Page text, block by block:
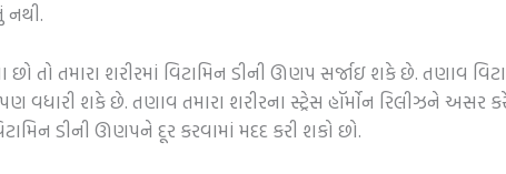
નથી.
છો તો તમારા શરીરમાં વિટામિન ડીની ઊણપ સર્જાઇ શકે છે. તણાવ
શકે છે. તણાવ તમારા શરીરના સ્ટ્રેસ હૉર્મોન રિલીઝને અસર
ડીની ઊણપને દૂર કરવામાં મદદ કરી શકો છો.